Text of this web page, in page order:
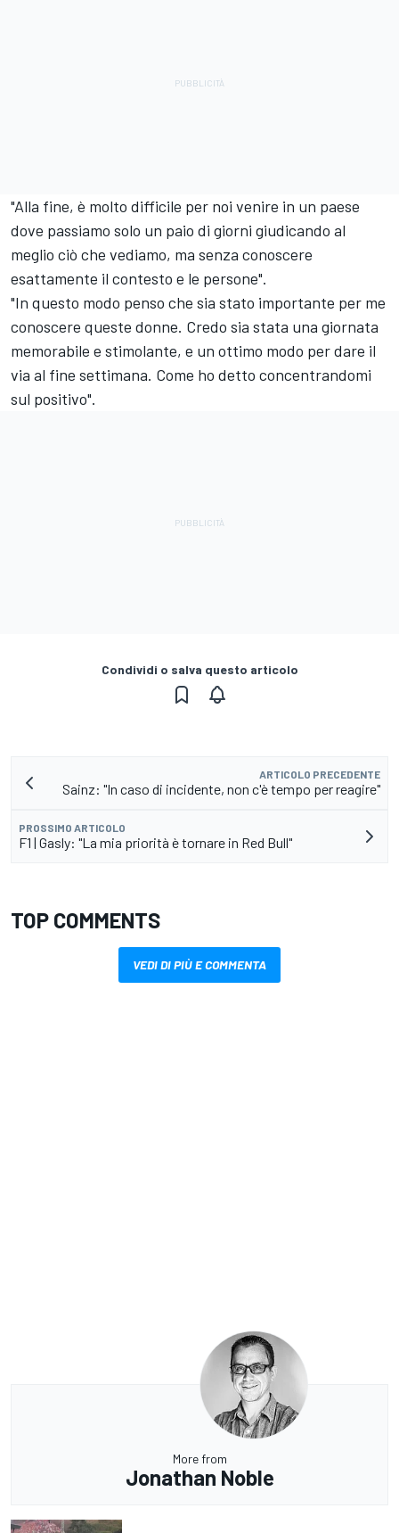
"Alla fine, è molto difficile per noi venire in un paese
dove passiamo solo un paio di giorni giudicando al
meglio ciò che vediamo, ma senza conoscere
esattamente il contesto e le persone".
"In questo modo penso che sia stato importante per me
conoscere queste donne. Credo sia stata una giornata
memorabile e stimolante, e un ottimo modo per dare il
via al fine settimana. Come ho detto concentrandomi
sul positivo".
Condividi o salva questo articolo
ARTICOLO PRECEDENTE
Sainz: "In caso di incidente, non c'è tempo per reagire"
PROSSIMO ARTICOLO
F1 | Gasly: "La mia priorità è tornare in Red Bull"
TOP COMMENTS
VEDI DI PIÙ E COMMENTA
More from
Jonathan Noble